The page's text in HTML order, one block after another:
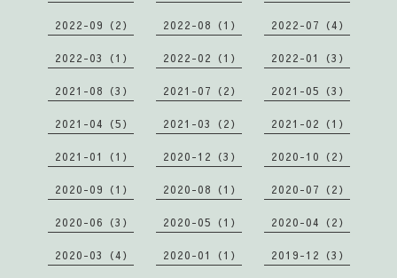
2022-09（2） 2022-08（1） 2022-07（4）
2022-03（1） 2022-02（1） 2022-01（3）
2021-08（3） 2021-07（2） 2021-05（3）
2021-04（5） 2021-03（2） 2021-02（1）
2021-01（1） 2020-12（3） 2020-10（2）
2020-09（1） 2020-08（1） 2020-07（2）
2020-06（3） 2020-05（1） 2020-04（2）
2020-03（4） 2020-01（1） 2019-12（3）